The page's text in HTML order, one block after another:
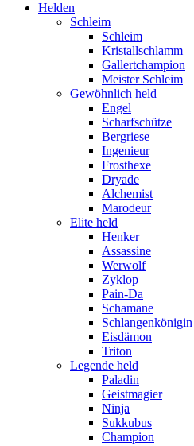
Helden
Schleim
Schleim
Kristallschlamm
Gallertchampion
Meister Schleim
Gewöhnlich held
Engel
Scharfschütze
Bergriese
Ingenieur
Frosthexe
Dryade
Alchemist
Marodeur
Elite held
Henker
Assassine
Werwolf
Zyklop
Pain-Da
Schamane
Schlangenkönigin
Eisdämon
Triton
Legende held
Paladin
Geistmagier
Ninja
Sukkubus
Champion